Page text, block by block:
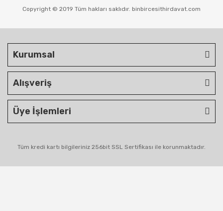
Copyright © 2019 Tüm hakları saklıdır. binbircesithirdavat.com
Kurumsal
Alışveriş
Üye İşlemleri
Tüm kredi kartı bilgileriniz 256bit SSL Sertifikası ile korunmaktadır.